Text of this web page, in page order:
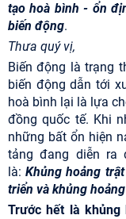
tạo hoà bình - ổn
biến động.
Thưa quý vị,
Biến động là trạng
biến động dẫn tới
hoà bình lại là lựa
đồng quốc tế. Khi
những bất ổn hiện
tảng đang diễn ra
là:Khủng hoảng
triển và khủng
Trước hết là